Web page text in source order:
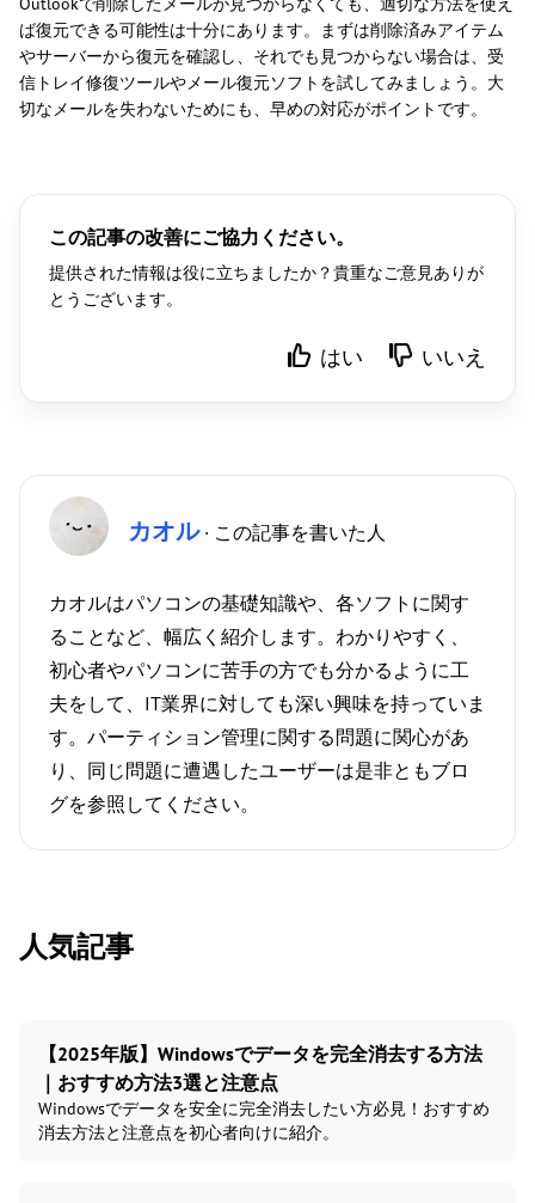
ば復元できる可能性は十分にあります。まずは削除済みアイテム
やサーバーから復元を確認し、それでも見つからない場合は、受
信トレイ修復ツールやメール復元ソフトを試してみましょう。大
切なメールを失わないためにも、早めの対応がポイントです。
この記事の改善にご協力ください。
提供された情報は役に立ちましたか？貴重なご意見ありが
とうございます。
はい いいえ
カオル· この記事を書いた人
カオルはパソコンの基礎知識や、各ソフトに関す
ることなど、幅広く紹介します。わかりやすく、
初心者やパソコンに苦手の方でも分かるように工
夫をして、IT業界に対しても深い興味を持っていま
す。パーティション管理に関する問題に関心があ
り、同じ問題に遭遇したユーザーは是非ともブロ
グを参照してください。
人気記事
【2025年版】Windowsでデータを完全消去する方法
｜おすすめ方法3選と注意点
Windowsでデータを安全に完全消去したい方必見！おすすめ
消去方法と注意点を初心者向けに紹介。